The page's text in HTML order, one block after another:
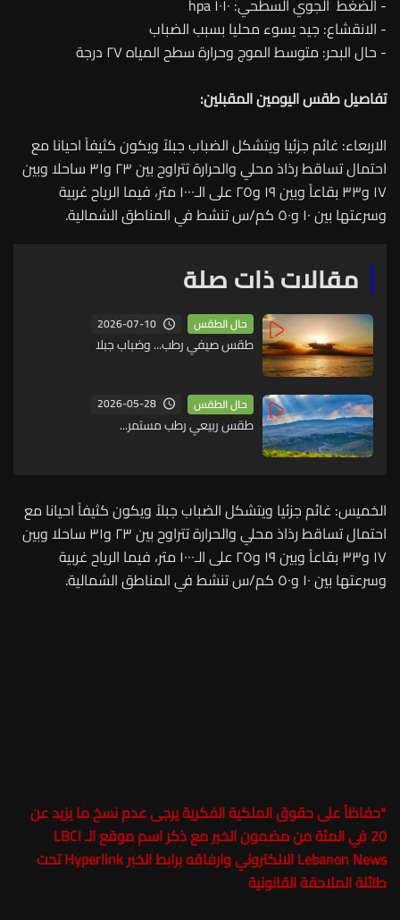
- الضغط الجوي السطحي: ١٠١٠ hpa
- الانقشاع: جيد يسوء محليا بسبب الضباب
- حال البحر: متوسط الموج وحرارة سطح المياه ٢٧ درجة
تفاصيل طقس اليومين المقبلين:
الاربعاء: غائم جزئيا ويتشكل الضباب جبلاً ويكون كثيفاً احيانا مع
احتمال تساقط رذاذ محلي والحرارة تتراوح بين ٢٣ و٣١ ساحلا وبين
١٧ و٣٣ بقاعاً وبين ١٩ و٢٥ على الـ١٠٠٠ متر، فيما الرياح غربية
وسرعتها بين ١٠ و٥٠ كم/س تنشط في المناطق الشمالية.
مقالات ذات صلة
حال الطقس 2026-07-10
طقس صيفي رطب... وضباب جبلا
حال الطقس 2026-05-28
طقس ربيعي رطب مستمر...
الخميس: غائم جزئيا ويتشكل الضباب جبلاً ويكون كثيفاً احيانا مع
احتمال تساقط رذاذ محلي والحرارة تتراوح بين ٢٣ و٣١ ساحلا وبين
١٧ و٣٣ بقاعاً وبين ١٩ و٢٥ على الـ١٠٠٠ متر، فيما الرياح غربية
وسرعتها بين ١٠ و٥٠ كم/س تنشط في المناطق الشمالية.
*حفاظاً على حقوق الملكية الفكرية يرجى عدم نسخ ما يزيد عن
20 في المئة من مضمون الخبر مع ذكر اسم موقع الـ
LBCI
Lebanon News
الالكتروني وارفاقه برابط الخبر Hyperlink تحت
طائلة الملاحقة القانونية